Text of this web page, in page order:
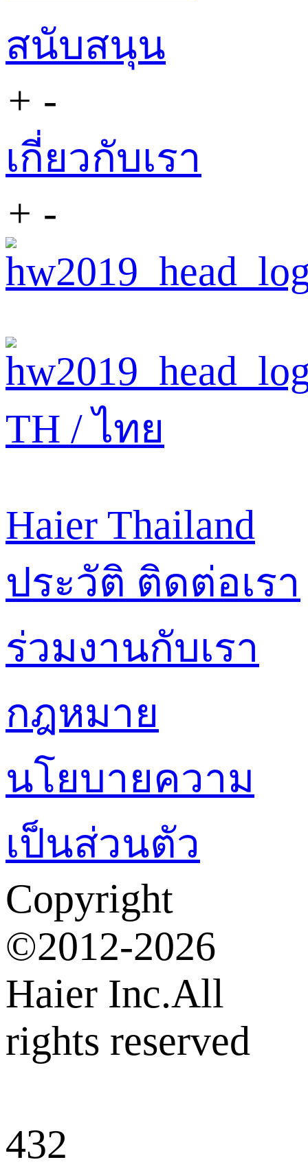
สนับสนุน
+ -
เกี่ยวกับเรา
+ -
TH / ไทย
Haier Thailand
ประวัติ ติดต่อเรา
ร่วมงานกับเรา
กฎหมาย
นโยบายความ
เป็นส่วนตัว
Copyright
©2012-2026
Haier Inc.All
rights reserved
432